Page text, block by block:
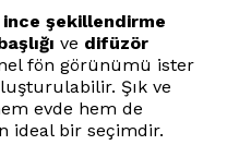
ince şekillendirme
ve difüzör
fön görünümü ister
Şık ve
evde hem de
ideal bir seçimdir.